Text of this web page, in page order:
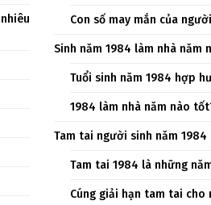
Con số may mắn của
Sinh năm 1984 làm nhà năm
Tuổi sinh năm 1984 hợp
1984 làm nhà năm nào
Tam tai người sinh năm 1984
Tam tai 1984 là những
Cúng giải hạn tam tai cho